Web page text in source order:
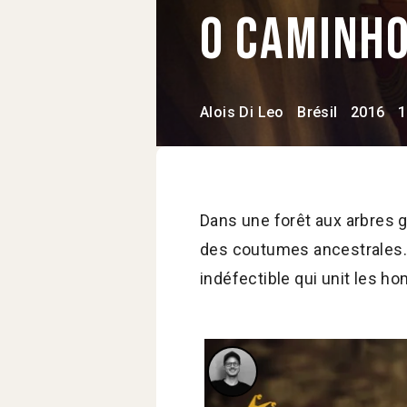
O
Alois Di Leo Brésil 2016
Dans une forêt aux arbres
des coutumes
indéfectible qui unit les